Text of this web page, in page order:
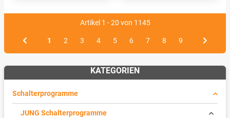
Artikel 1 - 20 von 1145
1 2 3 4 5 6 7 8 9
KATEGORIEN
Schalterprogramme
JUNG Schalterprogramme